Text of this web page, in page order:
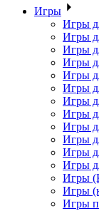
Игры
Игры
Игры
Игры
Игры
Игры
Игры
Игры
Игры
Игры
Игры
Игры
Игры
Игры
Игры
Игры